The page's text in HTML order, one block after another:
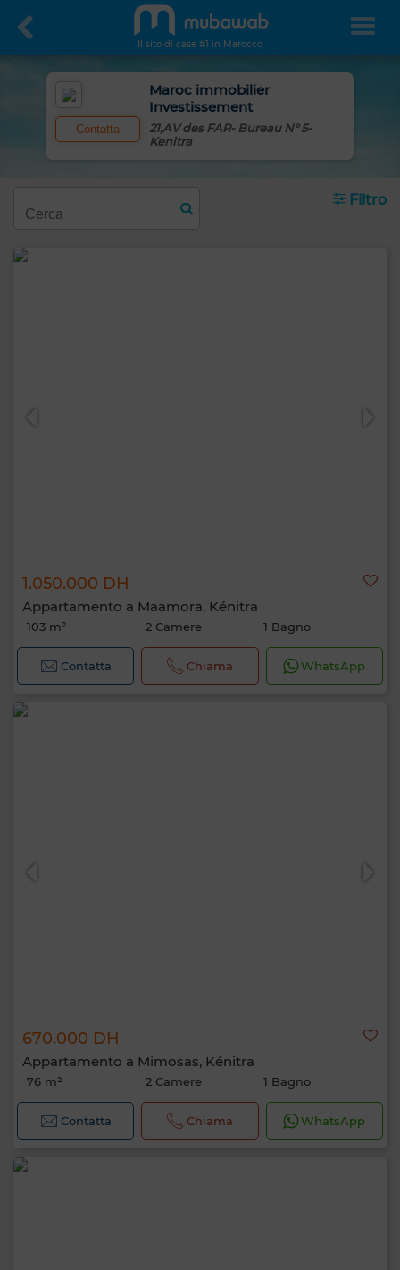
Il sito di case #1 in Marocco
Contatta
Maroc immobilier
Investissement
21,AV des FAR- Bureau N° 5-
Kenitra
Filtro
1.050.000 DH
Appartamento a Maamora, Kénitra
103 m² 2 Camere 1 Bagno
Contatta Chiama WhatsApp
670.000 DH
Appartamento a Mimosas, Kénitra
76 m² 2 Camere 1 Bagno
Contatta Chiama WhatsApp